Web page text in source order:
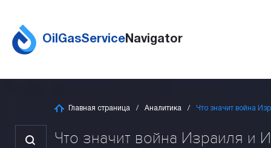
OilGasServiceNavigator
Главная страница Аналитика Что значит война
Что значит война Израиля и